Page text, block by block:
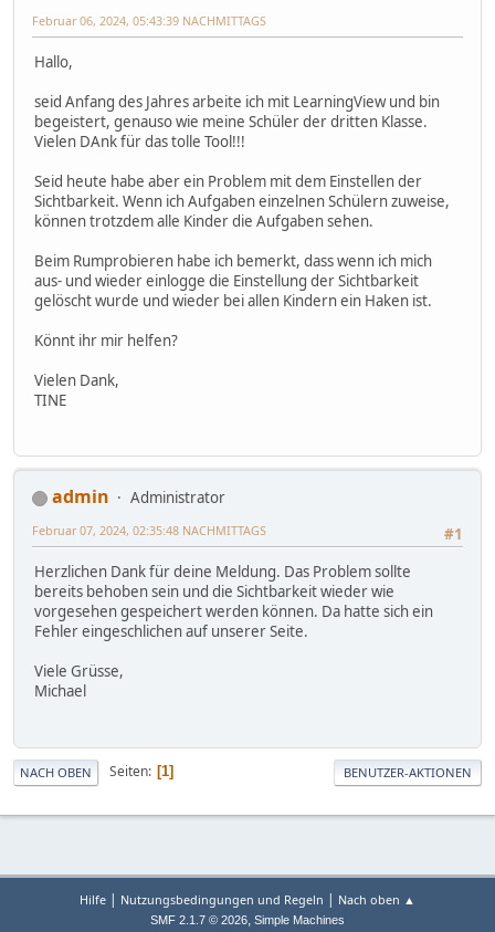
Februar 06, 2024, 05:43:39 NACHMITTAGS
Hallo,
seid Anfang des Jahres arbeite ich mit LearningView und bin
begeistert, genauso wie meine Schüler der dritten Klasse.
Vielen DAnk für das tolle Tool!!!
Seid heute habe aber ein Problem mit dem Einstellen der
Sichtbarkeit. Wenn ich Aufgaben einzelnen Schülern zuweise,
können trotzdem alle Kinder die Aufgaben sehen.
Beim Rumprobieren habe ich bemerkt, dass wenn ich mich
aus- und wieder einlogge die Einstellung der Sichtbarkeit
gelöscht wurde und wieder bei allen Kindern ein Haken ist.
Könnt ihr mir helfen?
Vielen Dank,
TINE
admin
Administrator
#1
Februar 07, 2024, 02:35:48 NACHMITTAGS
Herzlichen Dank für deine Meldung. Das Problem sollte
bereits behoben sein und die Sichtbarkeit wieder wie
vorgesehen gespeichert werden können. Da hatte sich ein
Fehler eingeschlichen auf unserer Seite.
Viele Grüsse,
Michael
NACH OBEN Seiten 1 BENUTZER-AKTIONEN
Hilfe | Nutzungsbedingungen und Regeln | Nach oben ▲
SMF 2.1.7 © 2026, Simple Machines